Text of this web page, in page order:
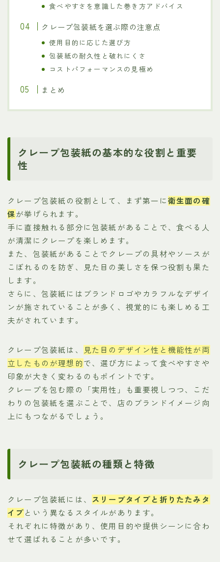
食べやすさを意識した巻き方アドバイス
クレープ包装紙を選ぶ際の注意点
使用目的に応じた選び方
包装紙の耐久性と破れにくさ
コストパフォーマンスの見極め
まとめ
クレープ包装紙の基本的な役割と重要
性
クレープ包装紙の役割として、まず第一に衛生面の確
保が挙げられます。
手に直接触れる部分に包装紙があることで、食べる人
が清潔にクレープを楽しめます。
また、包装紙があることでクレープの具材やソースが
こぼれるのを防ぎ、見た目の美しさを保つ役割も果た
します。
さらに、包装紙にはブランドロゴやカラフルなデザイ
ンが施されていることが多く、視覚的にも楽しめる工
夫がされています。
クレープ包装紙は、
見た目のデザイン性と機能性が両
立したものが理想的で、選び方によって食べやすさや
印象が大きく変わるのもポイントです。
クレープを包む際の「実用性」も重要視しつつ、こだ
わりの包装紙を選ぶことで、店のブランドイメージ向
上にもつながるでしょう。
クレープ包装紙の種類と特徴
クレープ包装紙には、 スリーブタイプと折りたたみタ
イプという異なるスタイルがあります。
それぞれに特徴があり、使用目的や提供シーンに合わ
せて選ばれることが多いです。